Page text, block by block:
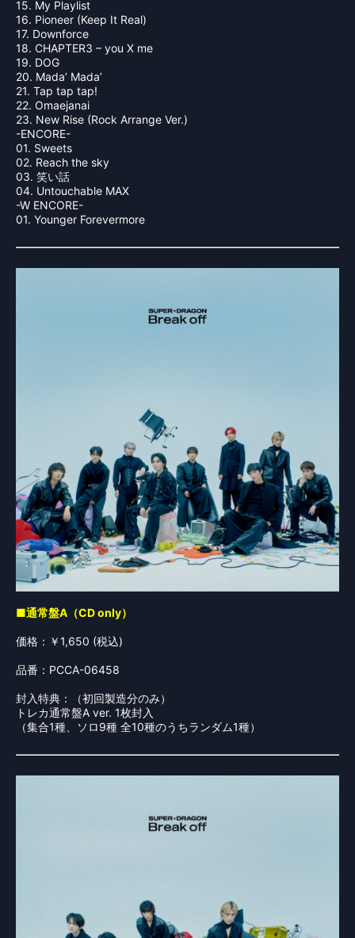
15. My Playlist
16. Pioneer (Keep It Real)
17. Downforce
18. CHAPTER3 – you X me
19. DOG
20. Mada’ Mada’
21. Tap tap tap!
22. Omaejanai
23. New Rise (Rock Arrange Ver.)
-ENCORE-
01. Sweets
02. Reach the sky
03. 笑い話
04. Untouchable MAX
-W ENCORE-
01. Younger Forevermore
■通常盤A（CD only）
価格：￥1,650 (税込)
品番：PCCA-06458
封入特典：（初回製造分のみ）
トレカ通常盤A ver. 1枚封入
（集合1種、ソロ9種 全10種のうちランダム1種）